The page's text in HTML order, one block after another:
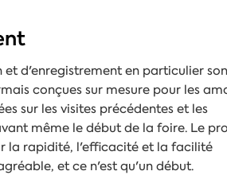
d'enregistrement en particulier
conçues sur mesure pour les
sur les visites précédentes et les
même le début de la foire. Le
la rapidité, l'efficacité et la facilité
et ce n'est qu'un début.